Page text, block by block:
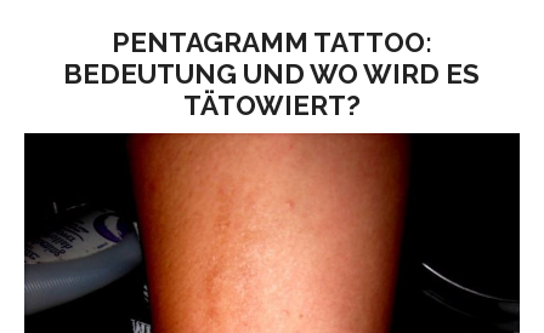
PENTAGRAMM TATTOO:
BEDEUTUNG UND WO WIRD ES
TÄTOWIERT?